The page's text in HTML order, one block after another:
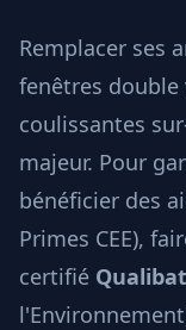
Remplacer ses
fenêtres double
coulissantes
majeur. Pour
bénéficier des
Primes CEE),
certifié Qualibat